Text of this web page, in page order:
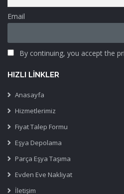
Email
By continuing, you accept the
HIZLI LINKLER
Anasayfa
Hizmetlerimiz
Fiyat Talep Formu
Eşya Depolama
Parça Eşya Taşıma
Evden Eve Nakliyat
İletişim